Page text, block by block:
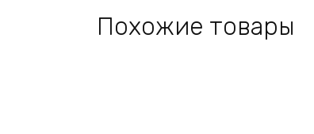
Похожие товары